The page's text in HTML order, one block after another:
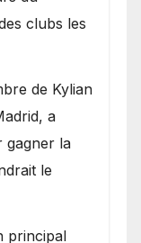
clubs les
de Kylian
a
gagner la
le
principal